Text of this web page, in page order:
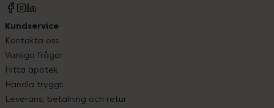
Kundservice
Kontakta oss
Vanliga frågor
Hitta apotek
Handla tryggt
Leverans, betalning och retur